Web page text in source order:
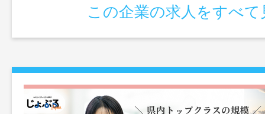
この企業の求人をすべて